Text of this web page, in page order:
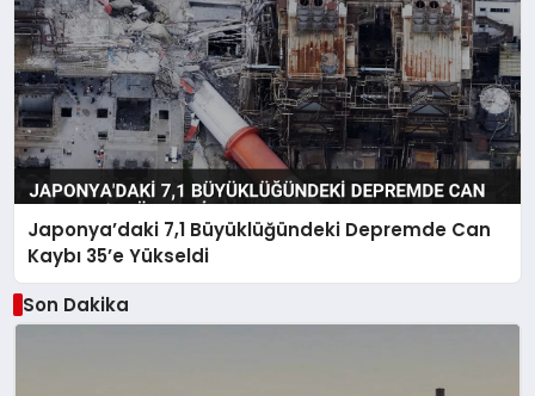
Japonya’daki 7,1 Büyüklüğündeki Depremde Can
Kaybı 35’e Yükseldi
Son Dakika